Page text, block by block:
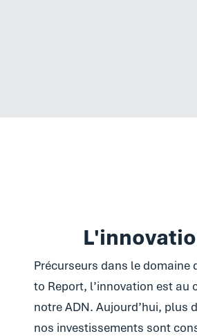
Précurseurs dans le domaine
to Report, l’innovation est au
notre ADN. Aujourd’hui, plus
nos investissements sont